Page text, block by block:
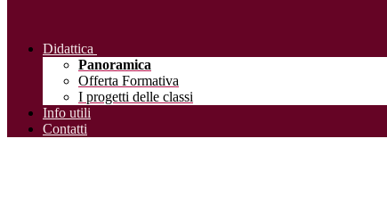
Didattica
Panoramica
Offerta Formativa
I progetti delle classi
Info utili
Contatti